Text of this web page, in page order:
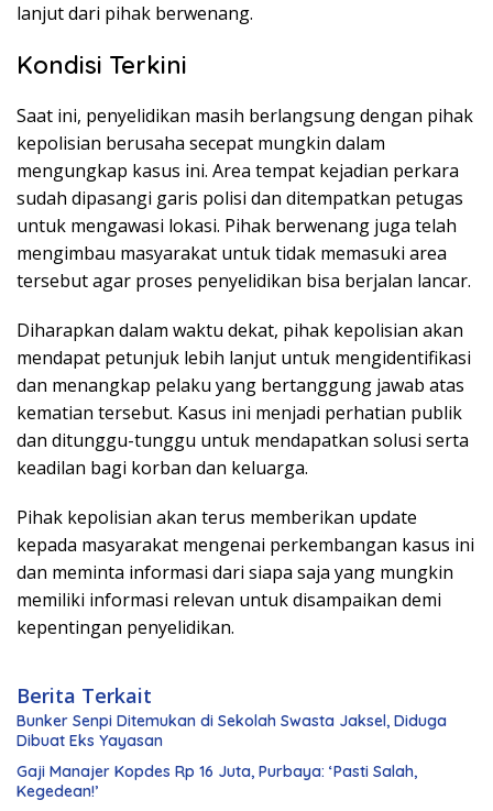
lanjut dari pihak berwenang.
Kondisi Terkini
Saat ini, penyelidikan masih berlangsung dengan pihak
kepolisian berusaha secepat mungkin dalam
mengungkap kasus ini. Area tempat kejadian perkara
sudah dipasangi garis polisi dan ditempatkan petugas
untuk mengawasi lokasi. Pihak berwenang juga telah
mengimbau masyarakat untuk tidak memasuki area
tersebut agar proses penyelidikan bisa berjalan lancar.
Diharapkan dalam waktu dekat, pihak kepolisian akan
mendapat petunjuk lebih lanjut untuk mengidentifikasi
dan menangkap pelaku yang bertanggung jawab atas
kematian tersebut. Kasus ini menjadi perhatian publik
dan ditunggu-tunggu untuk mendapatkan solusi serta
keadilan bagi korban dan keluarga.
Pihak kepolisian akan terus memberikan update
kepada masyarakat mengenai perkembangan kasus ini
dan meminta informasi dari siapa saja yang mungkin
memiliki informasi relevan untuk disampaikan demi
kepentingan penyelidikan.
Berita Terkait
Bunker Senpi Ditemukan di Sekolah Swasta Jaksel, Diduga
Dibuat Eks Yayasan
Gaji Manajer Kopdes Rp 16 Juta, Purbaya: ‘Pasti Salah,
Kegedean!’